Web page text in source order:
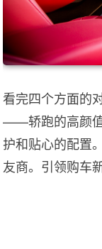
看完四个方面的
——轿跑的高颜
护和贴心的配置
友商。引领购车